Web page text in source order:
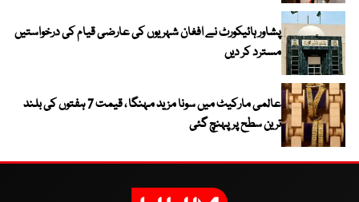
پشاور ہائیکورٹ نے افغان شہریوں کی عارضی قیام کی درخواستیں
مسترد کر دیں
عالمی مارکیٹ میں سونا مزید مہنگا ، قیمت 7 ہفتوں کی بلند
ترین سطح پر پہنچ گئی